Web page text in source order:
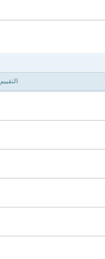
التقييم